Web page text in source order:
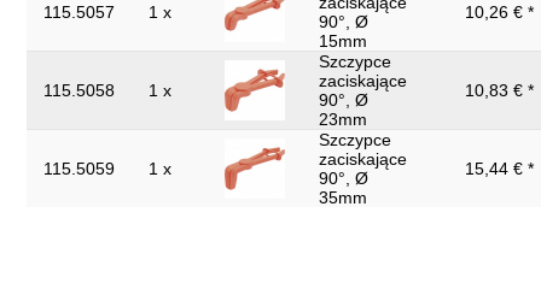
części w zestawie: 3
15 - 35
115.5057 1 x
90°, Ø
15mm
10,26 € *
115.5058 1 x
Szczypce
zaciskające
90°, Ø
23mm
10,83 € *
115.5059 1 x
Szczypce
zaciskające
90°, Ø
35mm
15,44 € *